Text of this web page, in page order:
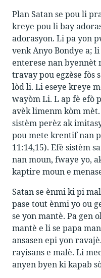
Plan Satan se pou li
kreye pou li bay
adorasyon. Li pa yon
venk Anyo Bondye a;
enterese nan byennèt
travay pou egzèse fòs
lòd li. Li eseye kreye
wayòm Li. L ap fè efò
avèk limenm kòm
sistèm perèz ak
pou mete krentif nan
11:14,15). Efè sistèm
nan moun, fwaye yo,
kaptire moun e
Satan se ènmi ki pi
pase tout ènmi yo ou
se yon mantè. Pa gen
mantè e li se papa
ansasen epi yon
rayisans e malè. Li
anyen byen ki kapab